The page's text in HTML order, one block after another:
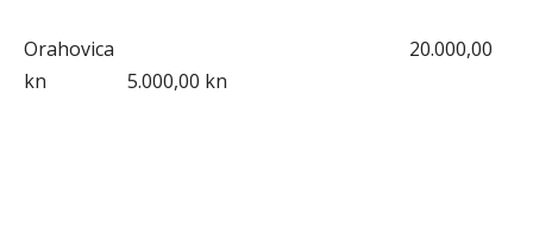
Orahovica 20.000,00
kn 5.000,00 kn